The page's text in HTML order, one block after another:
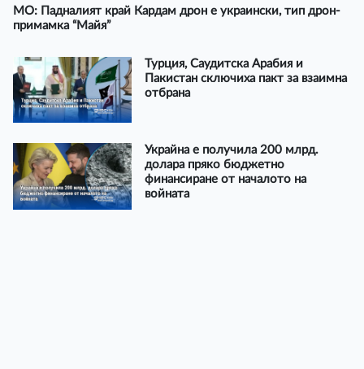
МО: Падналият край Кардам дрон е украински, тип дрон-
примамка “Майя”
Турция, Саудитска Арабия и
Пакистан сключиха пакт за взаимна
отбрана
Украйна е получила 200 млрд.
долара пряко бюджетно
финансиране от началото на
войната